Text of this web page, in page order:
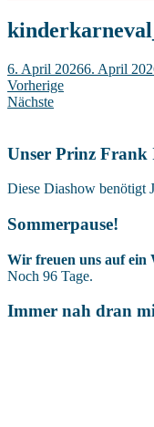
6. April 20266. April
Vorherige
Nächste
Unser Prinz Frank
Diese Diashow benötigt
Sommerpause!
Wir freuen uns auf ein
Noch 96 Tage.
Immer nah dran